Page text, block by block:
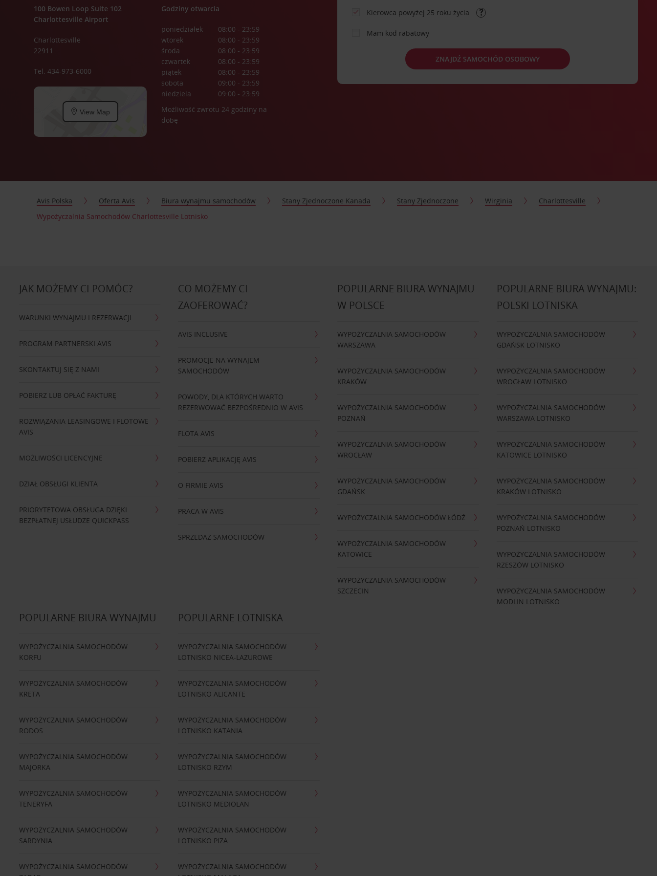
100 Bowen Loop Suite 102
Charlottesville Airport
Charlottesville
22911
Tel. 434-973-6000
View Map
Godziny otwarcia
poniedziałek
08:00 - 23:59
wtorek
08:00 - 23:59
środa
08:00 - 23:59
czwartek
08:00 - 23:59
piątek
08:00 - 23:59
sobota
09:00 - 23:59
niedziela
09:00 - 23:59
Możliwość zwrotu 24 godziny na
dobę
Kierowca powyżej 25 roku życia
Mam kod rabatowy
ZNAJDŹ SAMOCHÓD OSOBOWY
Avis Polska Oferta Avis Biura wynajmu samochodów Stany Zjednoczone Kanada Stany Zjednoczone Wirginia
Charlottesville
Wypożyczalnia Samochodów Charlottesville Lotnisko
JAK MOŻEMY CI POMÓC?
WARUNKI WYNAJMU I REZERWACJI
PROGRAM PARTNERSKI AVIS
SKONTAKTUJ SIĘ Z NAMI
POBIERZ LUB OPŁAĆ FAKTURĘ
ROZWIĄZANIA LEASINGOWE I FLOTOWE
AVIS
MOŻLIWOŚCI LICENCYJNE
DZIAŁ OBSŁUGI KLIENTA
PRIORYTETOWA OBSŁUGA DZIĘKI
BEZPŁATNEJ USŁUDZE QUICKPASS
CO MOŻEMY CI
ZAOFEROWAĆ?
AVIS INCLUSIVE
PROMOCJE NA WYNAJEM
SAMOCHODÓW
POWODY, DLA KTÓRYCH WARTO
REZERWOWAĆ BEZPOŚREDNIO W AVIS
FLOTA AVIS
POBIERZ APLIKACJĘ AVIS
O FIRMIE AVIS
PRACA W AVIS
SPRZEDAŻ SAMOCHODÓW
POPULARNE BIURA WYNAJMU
W POLSCE
WYPOŻYCZALNIA SAMOCHODÓW
WARSZAWA
WYPOŻYCZALNIA SAMOCHODÓW
KRAKÓW
WYPOŻYCZALNIA SAMOCHODÓW
POZNAŃ
WYPOŻYCZALNIA SAMOCHODÓW
WROCŁAW
WYPOŻYCZALNIA SAMOCHODÓW
GDAŃSK
WYPOŻYCZALNIA SAMOCHODÓW ŁÓDŹ
WYPOŻYCZALNIA SAMOCHODÓW
KATOWICE
WYPOŻYCZALNIA SAMOCHODÓW
SZCZECIN
POPULARNE BIURA WYNAJMU:
POLSKI LOTNISKA
WYPOŻYCZALNIA SAMOCHODÓW
GDAŃSK LOTNISKO
WYPOŻYCZALNIA SAMOCHODÓW
WROCŁAW LOTNISKO
WYPOŻYCZALNIA SAMOCHODÓW
WARSZAWA LOTNISKO
WYPOŻYCZALNIA SAMOCHODÓW
KATOWICE LOTNISKO
WYPOŻYCZALNIA SAMOCHODÓW
KRAKÓW LOTNISKO
WYPOŻYCZALNIA SAMOCHODÓW
POZNAŃ LOTNISKO
WYPOŻYCZALNIA SAMOCHODÓW
RZESZÓW LOTNISKO
WYPOŻYCZALNIA SAMOCHODÓW
MODLIN LOTNISKO
POPULARNE BIURA WYNAJMU
WYPOŻYCZALNIA SAMOCHODÓW
KORFU
WYPOŻYCZALNIA SAMOCHODÓW
KRETA
WYPOŻYCZALNIA SAMOCHODÓW
RODOS
WYPOŻYCZALNIA SAMOCHODÓW
MAJORKA
WYPOŻYCZALNIA SAMOCHODÓW
TENERYFA
WYPOŻYCZALNIA SAMOCHODÓW
SARDYNIA
WYPOŻYCZALNIA SAMOCHODÓW
POPULARNE LOTNISKA
WYPOŻYCZALNIA SAMOCHODÓW
LOTNISKO NICEA-LAZUROWE
WYPOŻYCZALNIA SAMOCHODÓW
LOTNISKO ALICANTE
WYPOŻYCZALNIA SAMOCHODÓW
LOTNISKO KATANIA
WYPOŻYCZALNIA SAMOCHODÓW
LOTNISKO RZYM
WYPOŻYCZALNIA SAMOCHODÓW
LOTNISKO MEDIOLAN
WYPOŻYCZALNIA SAMOCHODÓW
LOTNISKO PIZA
WYPOŻYCZALNIA SAMOCHODÓW